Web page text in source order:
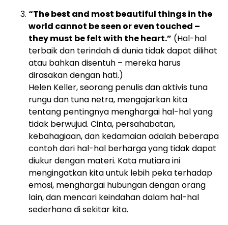
“The best and most beautiful things in the
world cannot be seen or even touched –
they must be felt with the heart.” (Hal-hal
terbaik dan terindah di dunia tidak dapat dilihat
atau bahkan disentuh – mereka harus
dirasakan dengan hati.)
Helen Keller, seorang penulis dan aktivis tuna
rungu dan tuna netra, mengajarkan kita
tentang pentingnya menghargai hal-hal yang
tidak berwujud. Cinta, persahabatan,
kebahagiaan, dan kedamaian adalah beberapa
contoh dari hal-hal berharga yang tidak dapat
diukur dengan materi. Kata mutiara ini
mengingatkan kita untuk lebih peka terhadap
emosi, menghargai hubungan dengan orang
lain, dan mencari keindahan dalam hal-hal
sederhana di sekitar kita.